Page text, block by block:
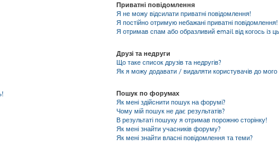
Приватні повідомлення
Я не можу відсилати приватні повідомлення!
Я постійно отримую небажані приватні повідомлення!
Я отримав спам або образливий email від когось із
Друзі та недруги
Що таке список друзів та недругів?
Як я можу додавати / видаляти користувачів до мого
Пошук по форумах
Як мені здійснити пошук на форумі?
Чому мій пошук не дає результатів?
В результаті пошуку я отримав порожню сторінку!
Як мені знайти учасників форуму?
Як мені знайти власні повідомлення та теми?